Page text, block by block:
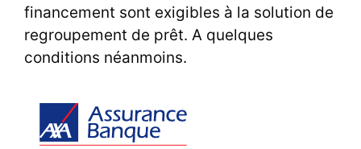
financement sont exigibles à la solution de
regroupement de prêt. A quelques
conditions néanmoins.